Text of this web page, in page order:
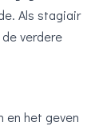
Als stagiair
verdere
en het geven